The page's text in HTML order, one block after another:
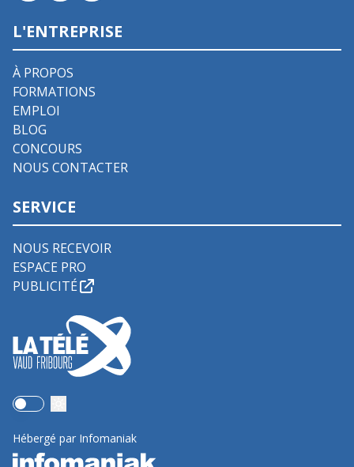
L'ENTREPRISE
À PROPOS
FORMATIONS
EMPLOI
BLOG
CONCOURS
NOUS CONTACTER
SERVICE
NOUS RECEVOIR
ESPACE PRO
PUBLICITÉ
Use setting
Hébergé par Infomaniak